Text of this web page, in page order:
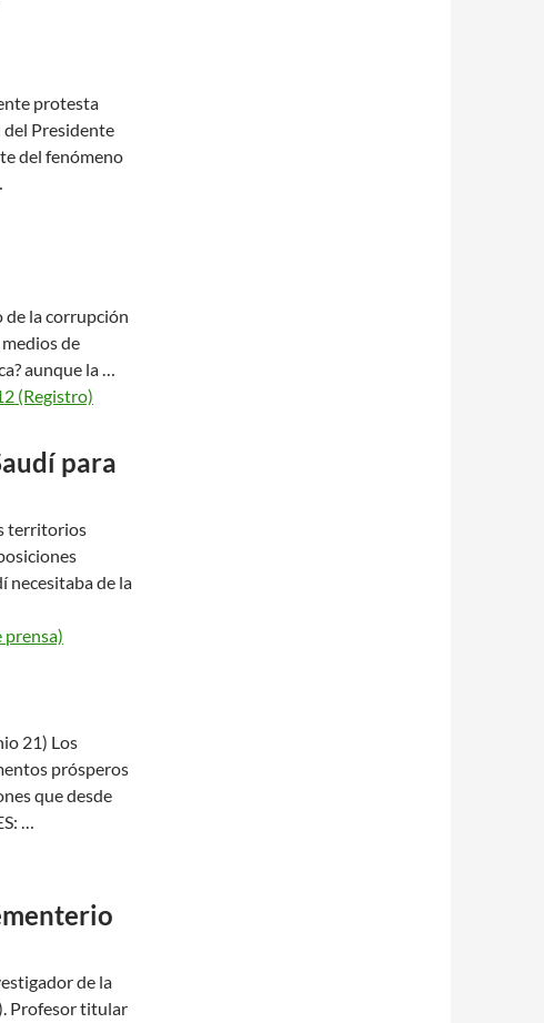
protesta
del Presidente
del fenómeno
de la corrupción
de
aunque la …
(Registro)
para
territorios
necesitaba de la
21) Los
prósperos
que desde
…
de la
Profesor titular